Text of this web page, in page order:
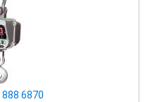
888 6870